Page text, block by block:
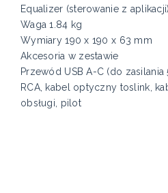
Equalizer (sterowanie z aplikacji)
Waga 1.84 kg
Wymiary 190 x 190 x 63 mm
Akcesoria w zestawie
Przewód USB A-C (do zasilania
RCA, kabel optyczny toslink,
obsługi, pilot